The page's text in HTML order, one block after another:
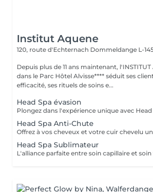
Institut Aquene
120, route d'Echternach Dommeldange L-
Depuis plus de 11 ans maintenant,
dans le Parc Hôtel Alvisse**** séduit ses
efficacité, ses rituels de soins e...
Head Spa évasion
Head Spa Anti-Chute
Head Spa Sublimateur